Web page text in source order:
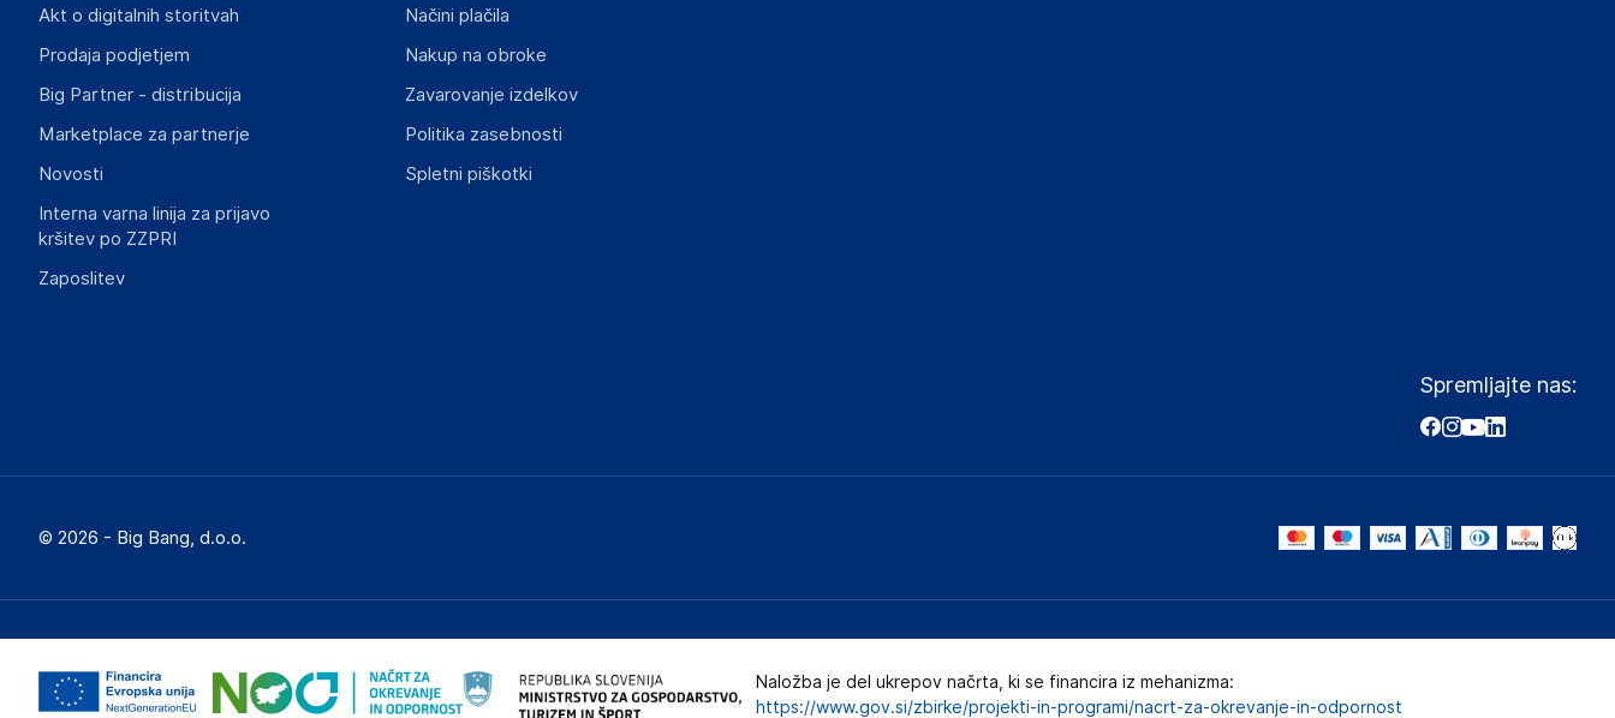
Akt o digitalnih storitvah
Prodaja podjetjem
Big Partner - distribucija
Marketplace za partnerje
Novosti
Interna varna linija za prijavo
kršitev po ZZPRI
Zaposlitev
Načini plačila
Nakup na obroke
Zavarovanje izdelkov
Politika zasebnosti
Spletni piškotki
Spremljajte nas:
© 2026 - Big Bang, d.o.o.
Naložba je del ukrepov načrta, ki se financira iz mehanizma:
https://www.gov.si/zbirke/projekti-in-programi/nacrt-za-okrevanje-in-odpornost